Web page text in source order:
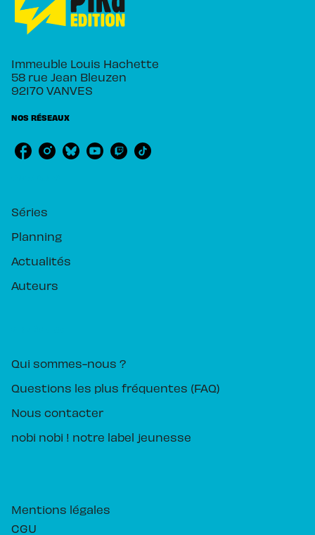
Immeuble Louis Hachette
58 rue Jean Bleuzen
92170 VANVES
NOS RÉSEAUX
Séries
Planning
Actualités
Auteurs
Qui sommes-nous ?
Questions les plus fréquentes (FAQ)
Nous contacter
nobi nobi ! notre label jeunesse
Mentions légales
CGU